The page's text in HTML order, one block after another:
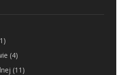
(4)
(11)